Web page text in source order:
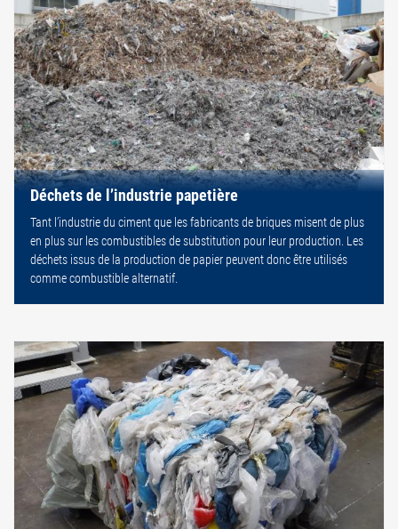
Déchets de l’industrie papetière
Tant l’industrie du ciment que les fabricants de briques misent de plus
en plus sur les combustibles de substitution pour leur production. Les
déchets issus de la production de papier peuvent donc être utilisés
comme combustible alternatif.